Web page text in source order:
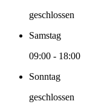
geschlossen
Samstag
09:00 - 18:00
Sonntag
geschlossen